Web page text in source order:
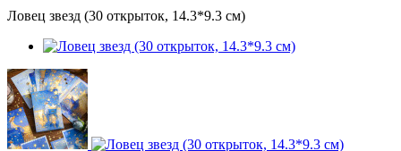
Ловец звезд (30 открыток, 14.3*9.3 см)